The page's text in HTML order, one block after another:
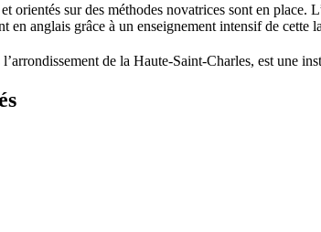
orientés sur des méthodes novatrices sont en
en anglais grâce à un enseignement intensif de cette
de la Haute-Saint-Charles, est une